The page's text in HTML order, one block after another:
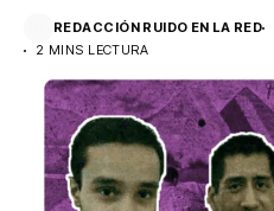
REDACCIÓN RUIDO EN LA RED
2 MINS LECTURA